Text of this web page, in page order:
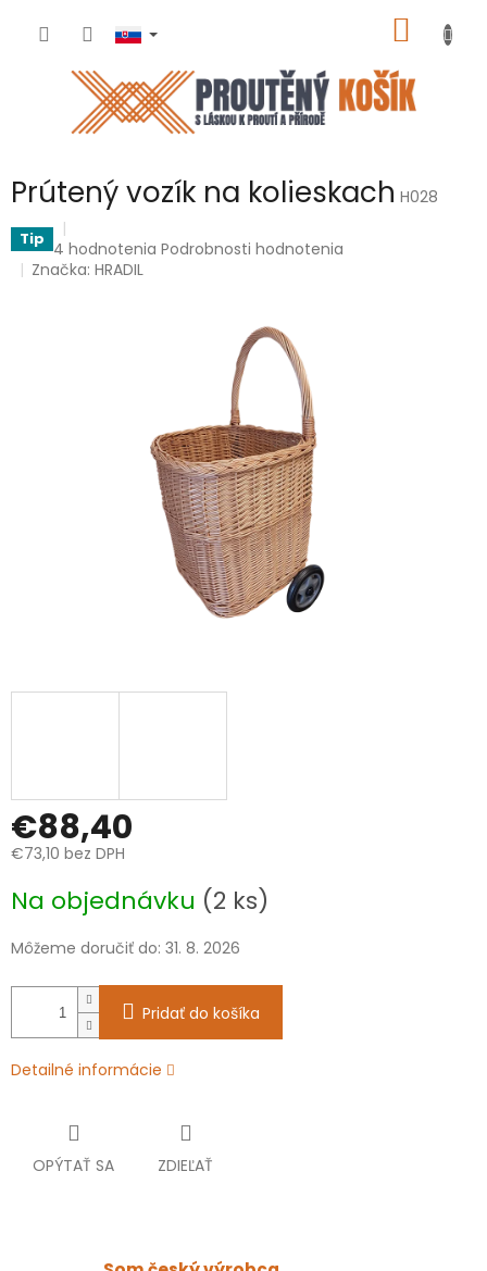
KOŠÍK
Prútený vozík na kolieskach H028
Tip Priemerné
hodnotenie
4 hodnotenia Podrobnosti hodnotenia
Značka:HRADIL
€88,40
€73,10 bez DPH
cena:
Na objednávku (2 ks)
Môžeme doručiť do: 31. 8. 2026
Pridať do košíka
Detailné informácie
OPÝTAŤ SA ZDIEĽAŤ